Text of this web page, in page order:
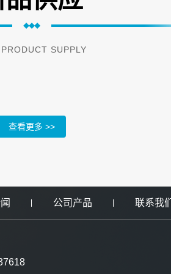
SUPPLY
查看更多 >>
公司产品 联系我们